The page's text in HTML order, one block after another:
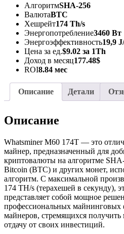
АлгоритмSHA-256
ВалютаBTC
Хешрейт174 Th/s
Энергопотребление3460 Вт
Энергоэффективность19,9
Цена за ед.$9.02 за 1Th
Доход в месяц177.48$
ROI8.84 мес
Описание Детали
Описание
Whatsminer M60 174T — это
майнер, предназначенный для
криптовалюты на алгоритме
Bitcoin (BTC) и других монет,
алгоритм. С максимальной
174 TH/s (терахешей в секунду),
представляет собой мощное
профессиональных
майнеров, стремящихся
отдачу от своих инвестиций.